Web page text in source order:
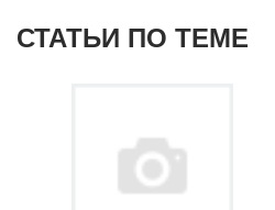
СТАТЬИ ПО ТЕМЕ